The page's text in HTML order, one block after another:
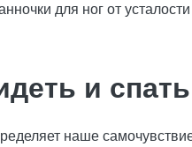
для ног от
и
наше